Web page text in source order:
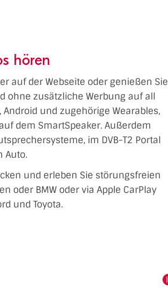
hören
auf der Webseite oder genießen Sie
ohne zusätzliche Werbung auf all
und zugehörige Wearables,
dem SmartSpeaker. Außerdem
im DVB-T2 Portal
Auto.
und erleben Sie störungsfreien
oder BMW oder via Apple CarPlay
und Toyota.